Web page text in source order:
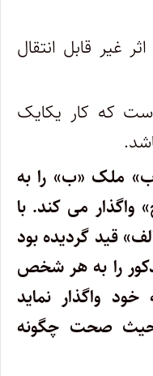
غیر قابل انتقال
که کار یکایک
ملک «ب» را به
می کند. با
قید گردیده بود
را به هر شخص
واگذار نماید
حیث صحت چگونه